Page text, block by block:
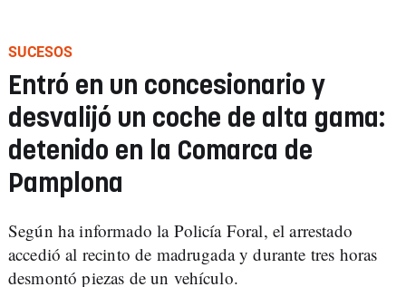
SUCESOS
Entró en un concesionario y
desvalijó un coche de alta gama:
detenido en la Comarca de
Pamplona
Según ha informado la Policía Foral, el arrestado
accedió al recinto de madrugada y durante tres horas
desmontó piezas de un vehículo.